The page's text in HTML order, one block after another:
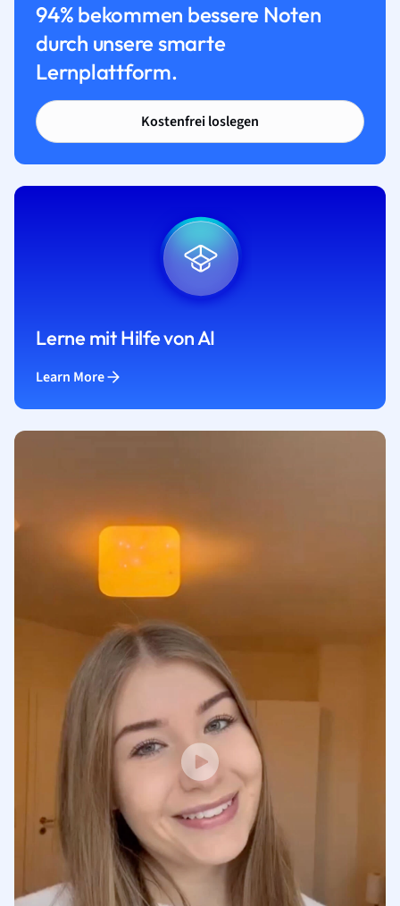
94% bekommen bessere Noten
durch unsere smarte
Lernplattform.
Kostenfrei loslegen
Lerne mit Hilfe von AI
Learn More